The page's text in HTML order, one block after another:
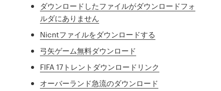
ダウンロードしたファイルがダウンロードフォ
ルダにありません
Nicntファイルをダウンロードする
弓矢ゲーム無料ダウンロード
FIFA 17トレントダウンロードリンク
オーバーランド急流のダウンロード